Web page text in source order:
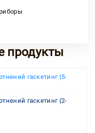
продукты
гаскетинг (5-
гаскетинг (2-